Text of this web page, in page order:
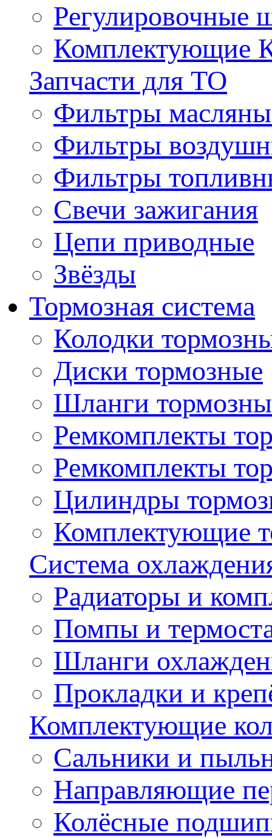
Регулировочные
Комплектующие
Запчасти для ТО
Фильтры
Фильтры
Фильтры
Свечи зажигания
Цепи приводные
Звёзды
Тормозная система
Колодки
Диски тормозные
Шланги
Ремкомплекты
Ремкомплекты
Цилиндры
Комплектующие
Система
Радиаторы и
Помпы и
Шланги
Прокладки и
Комплектующие
Сальники и
Направляющие
Колёсные